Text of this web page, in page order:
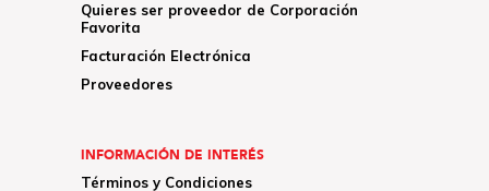
Quieres ser proveedor de Corporación
Favorita
Facturación Electrónica
Proveedores
INFORMACIÓN DE INTERÉS
Términos y Condiciones